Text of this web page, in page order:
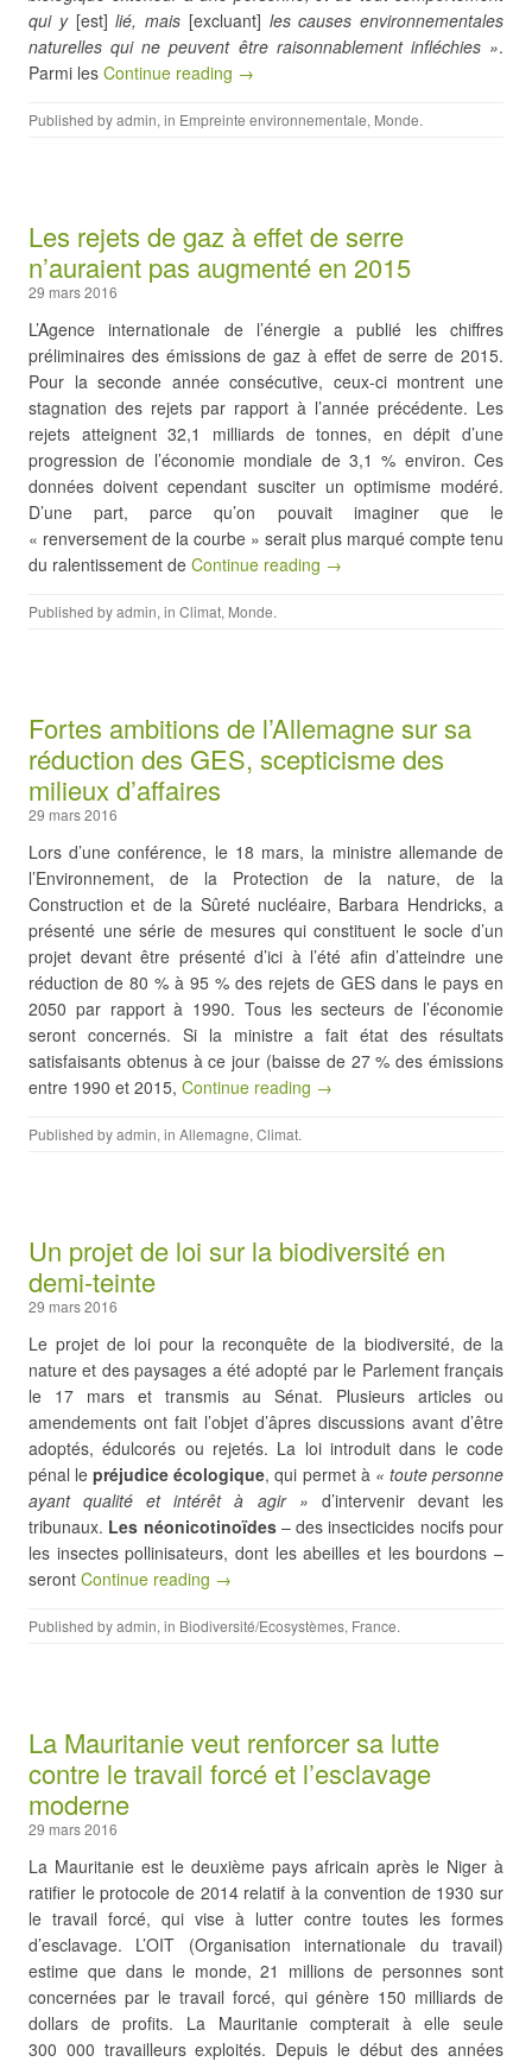
qui y [est] lié, mais [excluant] les causes environnementales
naturelles qui ne peuvent être raisonnablement infléchies ».
Parmi les Continue reading →
Published byadmin, in Empreinte environnementale, Monde.
Les rejets de gaz à effet de serre
n’auraient pas augmenté en 2015
29 mars 2016
L’Agence internationale de l’énergie a publié les chiffres
préliminaires des émissions de gaz à effet de serre de 2015.
Pour la seconde année consécutive, ceux-ci montrent une
stagnation des rejets par rapport à l’année précédente. Les
rejets atteignent 32,1 milliards de tonnes, en dépit d’une
progression de l’économie mondiale de 3,1 % environ. Ces
données doivent cependant susciter un optimisme modéré.
D’une part, parce qu’on pouvait imaginer que le
« renversement de la courbe » serait plus marqué compte tenu
du ralentissement de Continue reading →
Published byadmin, in Climat, Monde.
Fortes ambitions de l’Allemagne sur sa
réduction des GES, scepticisme des
milieux d’affaires
29 mars 2016
Lors d’une conférence, le 18 mars, la ministre allemande de
l’Environnement, de la Protection de la nature, de la
Construction et de la Sûreté nucléaire, Barbara Hendricks, a
présenté une série de mesures qui constituent le socle d’un
projet devant être présenté d’ici à l’été afin d’atteindre une
réduction de 80 % à 95 % des rejets de GES dans le pays en
2050 par rapport à 1990. Tous les secteurs de l’économie
seront concernés. Si la ministre a fait état des résultats
satisfaisants obtenus à ce jour (baisse de 27 % des émissions
entre 1990 et 2015, Continue reading →
Published byadmin, in Allemagne, Climat.
Un projet de loi sur la biodiversité en
demi-teinte
29 mars 2016
Le projet de loi pour la reconquête de la biodiversité, de la
nature et des paysages a été adopté par le Parlement français
le 17 mars et transmis au Sénat. Plusieurs articles ou
amendements ont fait l’objet d’âpres discussions avant d’être
adoptés, édulcorés ou rejetés. La loi introduit dans le code
pénal lepréjudice écologique, qui permet à « toute personne
ayant qualité et intérêt à agir » d’intervenir devant les
tribunaux. Les néonicotinoïdes– des insecticides nocifs pour
les insectes pollinisateurs, dont les abeilles et les bourdons –
seront Continue reading →
Published byadmin, in Biodiversité/Ecosystèmes, France.
La Mauritanie veut renforcer sa lutte
contre le travail forcé et l’esclavage
moderne
29 mars 2016
La Mauritanie est le deuxième pays africain après le Niger à
ratifier le protocole de 2014 relatif à la convention de 1930 sur
le travail forcé, qui vise à lutter contre toutes les formes
d’esclavage. L’OIT (Organisation internationale du travail)
estime que dans le monde, 21 millions de personnes sont
concernées par le travail forcé, qui génère 150 milliards de
dollars de profits. La Mauritanie compterait à elle seule
300 000 travailleurs exploités. Depuis le début des années